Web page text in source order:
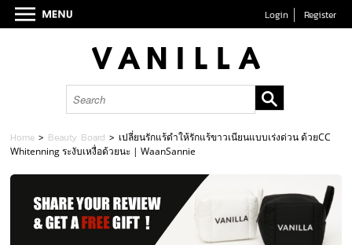
Login Register
Home > Beauty Board > เปลี่ยนรักแร้ดำให้รักแร้ขาวเนียนแบบเร่งด่วน ด้วยCC
Whitenning ระงับเหงื่อด้วยนะ | WaanSannie